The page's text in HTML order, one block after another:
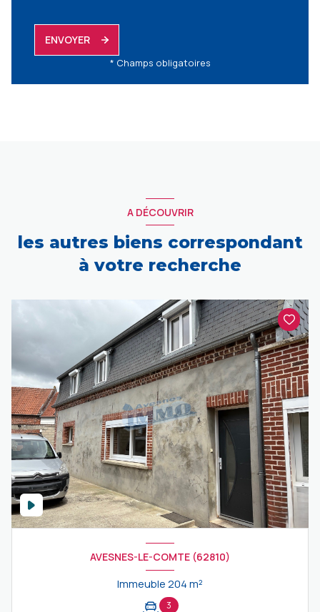
ENVOYER
* Champs obligatoires
A DÉCOUVRIR
les autres biens correspondant
à votre recherche
AVESNES-LE-COMTE (62810)
Immeuble 204 m²
3